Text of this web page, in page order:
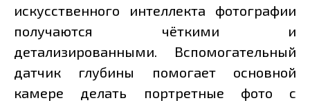
искусственного интеллекта фотографии
получаются чёткими и
детализированными. Вспомогательный
датчик глубины помогает основной
камере делать портретные фото с